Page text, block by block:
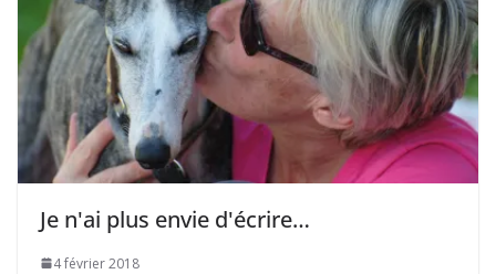
Je n'ai plus envie d'écrire…
4 février 2018